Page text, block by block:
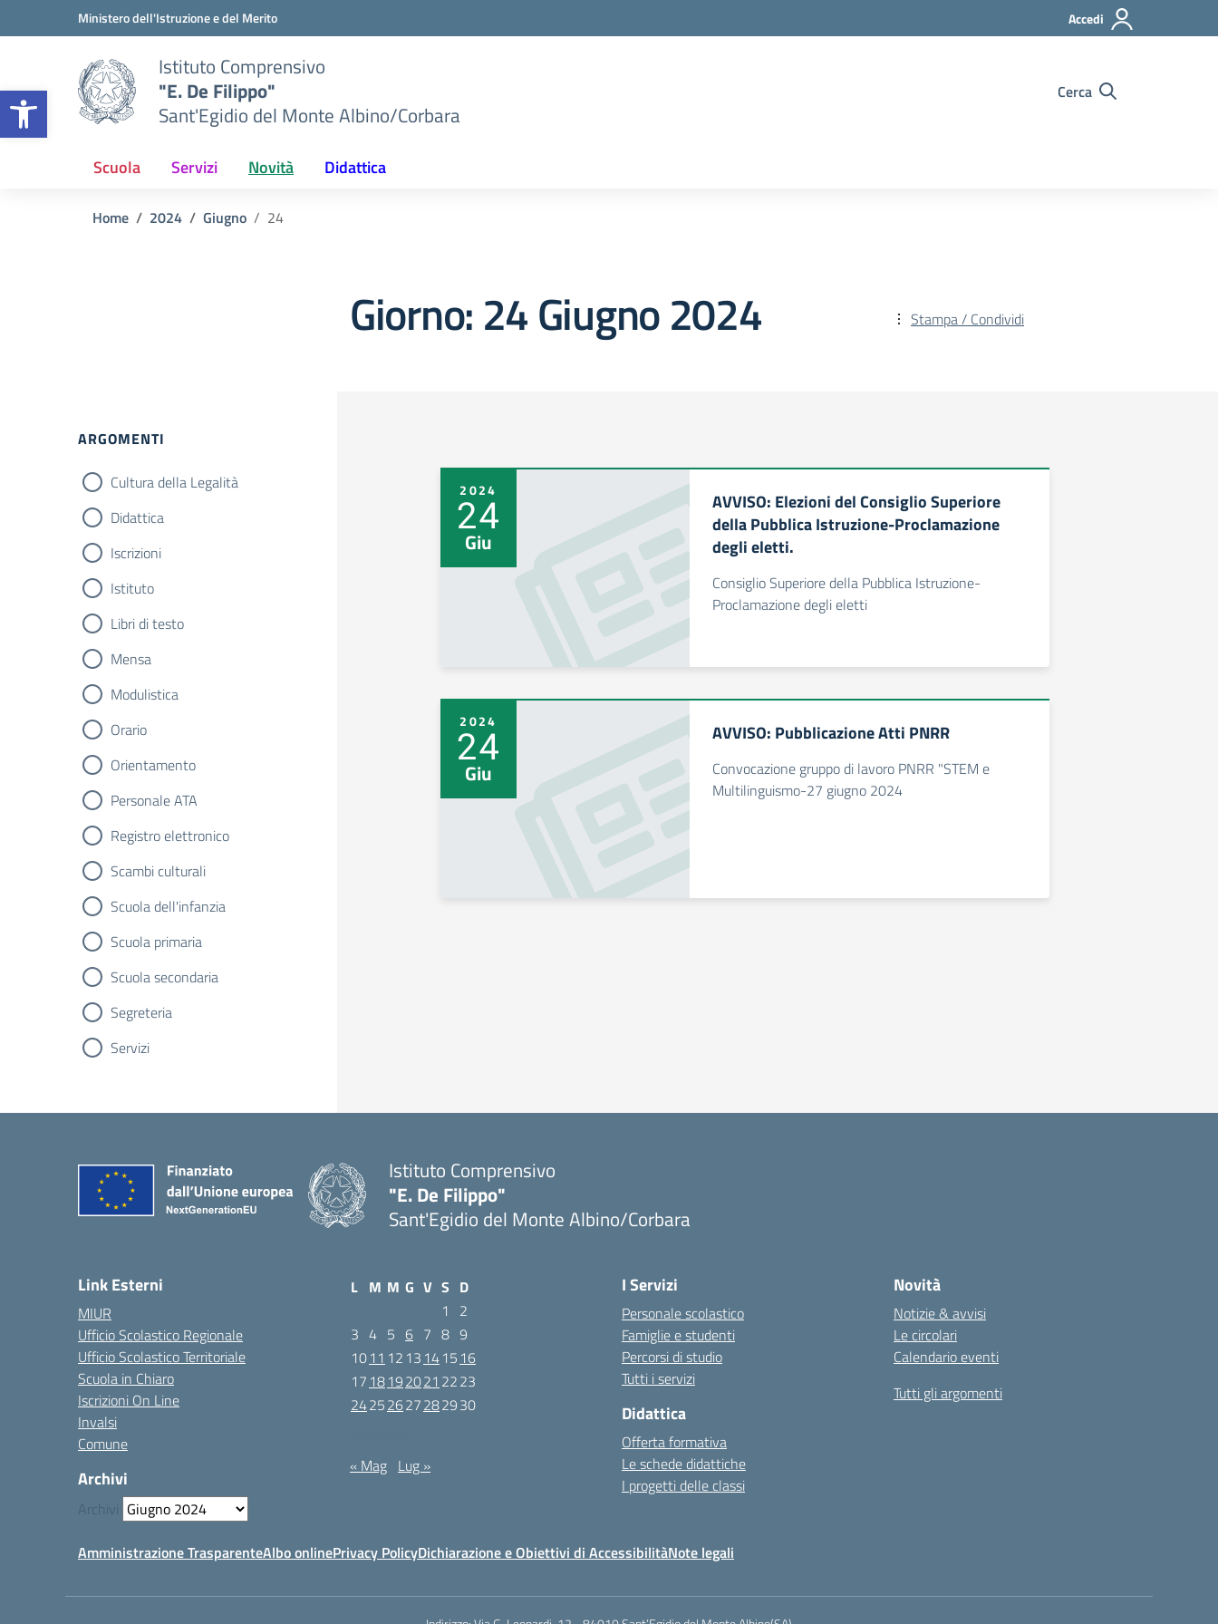
Apri la barra degli strumenti
Vai ai contenuti
Vai al menu di navigazioneMinistero dell'Istruzione e del Merito Accedi
Istituto Comprensivo
"E. De Filippo"
Sant'Egidio del Monte Albino/Corbara
Cerca
Scuola Servizi Novità Didattica
Home 2024 Giugno 24
Giorno:24 Giugno 2024 Stampa / Condividi
ARGOMENTI
Cultura della Legalità
Didattica
Iscrizioni
Istituto
Libri di testo
Mensa
Modulistica
Orario
Orientamento
Personale ATA
Registro elettronico
Scambi culturali
Scuola dell'infanzia
Scuola primaria
Scuola secondaria
Segreteria
Servizi
2024
24
Giu
AVVISO: Elezioni del Consiglio Superiore
della Pubblica Istruzione-Proclamazione
degli eletti.
Consiglio Superiore della Pubblica Istruzione-
Proclamazione degli eletti
2024
24
Giu
AVVISO: Pubblicazione Atti PNRR
Convocazione gruppo di lavoro PNRR "STEM e
Multilinguismo-27 giugno 2024
Istituto Comprensivo
"E. De Filippo"
Sant'Egidio del Monte Albino/Corbara
Link Esterni
MIUR
Ufficio Scolastico Regionale
Ufficio Scolastico Territoriale
Scuola in Chiaro
Iscrizioni On Line
Invalsi
Comune
Archivi
Archivi
L M M G V S D
1
2
3 4 5 6 7 8 9
1011 12 13 1415 16
17 18192021 2223
24252627282930
« Mag Lug »
I Servizi
Personale scolastico
Famiglie e studenti
Percorsi di studio
Tutti i servizi
Didattica
Offerta formativa
Le schede didattiche
I progetti delle classi
Novità
Notizie & avvisi
Le circolari
Calendario eventi
Tutti gli argomenti
Amministrazione TrasparenteAlbo onlinePrivacy PolicyDichiarazione e Obiettivi di AccessibilitàNote legali